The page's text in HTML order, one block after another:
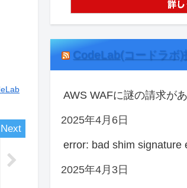
CodeLab(コードラボ)
AWS WAFに謎の請求が
2025年4月6日
error: bad shim signature
2025年4月3日